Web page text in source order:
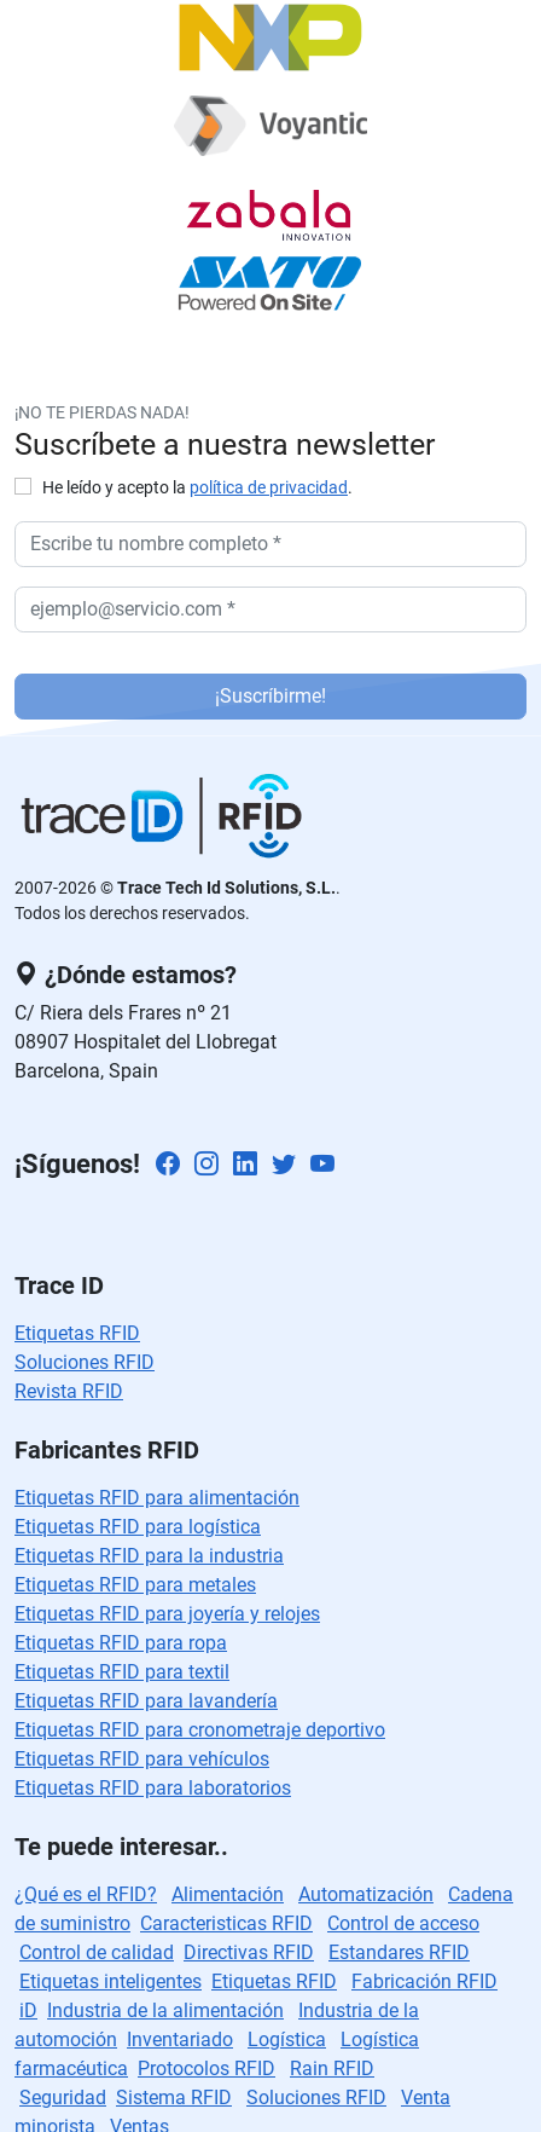
¡NO TE PIERDAS NADA!
Suscríbete a nuestra newsletter
He leído y acepto la política de privacidad.
f
or
ej
e
st
e
c
a
o
o.
¡Suscríbirme!
2007-2026 ©Trace Tech Id Solutions, S.L..
Todos los derechos reservados.
¿Dónde estamos?
C/ Riera dels Frares nº 21
08907 Hospitalet del Llobregat
Barcelona, Spain
¡Síguenos!
Trace ID
Etiquetas RFID
Soluciones RFID
Revista RFID
Fabricantes RFID
Etiquetas RFID para alimentación
Etiquetas RFID para logística
Etiquetas RFID para la industria
Etiquetas RFID para metales
Etiquetas RFID para joyería y relojes
Etiquetas RFID para ropa
Etiquetas RFID para textil
Etiquetas RFID para lavandería
Etiquetas RFID para cronometraje deportivo
Etiquetas RFID para vehículos
Etiquetas RFID para laboratorios
Te puede interesar..
¿Qué es el RFID? Alimentación Automatización
Cadena
de suministro Caracteristicas RFID
Control de acceso
Control de calidad Directivas RFID
Estandares RFID
Etiquetas inteligentes Etiquetas RFID
Fabricación RFID
iD Industria de la alimentación
Industria de la
automoción Inventariado Logística
Logística
farmacéutica Protocolos RFID
Rain RFID
Seguridad Sistema RFID Soluciones RFID
Venta
minorista
Ventas